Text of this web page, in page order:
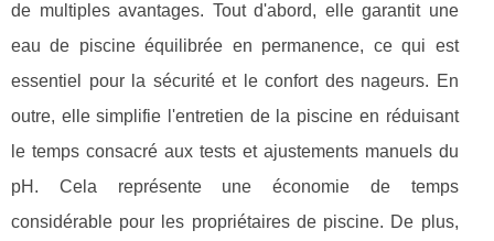
de multiples avantages. Tout d'abord, elle garantit une
eau de piscine équilibrée en permanence, ce qui est
essentiel pour la sécurité et le confort des nageurs. En
outre, elle simplifie l'entretien de la piscine en réduisant
le temps consacré aux tests et ajustements manuels du
pH. Cela représente une économie de temps
considérable pour les propriétaires de piscine. De plus,